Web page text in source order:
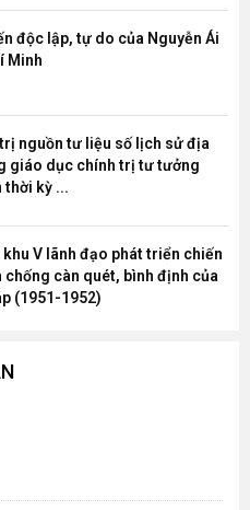
độc lập, tự do của Nguyễn Ái
Minh
nguồn tư liệu số lịch sử địa
giáo dục chính trị tư tưởng
thời kỳ ...
V lãnh đạo phát triển chiến
càn quét, bình định của
(1951-1952)